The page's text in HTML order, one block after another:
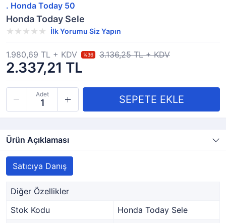
. Honda Today 50
Honda Today Sele
İlk Yorumu Siz Yapın
2.337,21 TL
1.980,69 TL + KDV %36 3.136,25 TL + KDV
Adet
Ürün Açıklaması
Satıcıya Danış
Diğer Özellikler
Stok Kodu
Honda Today Sele